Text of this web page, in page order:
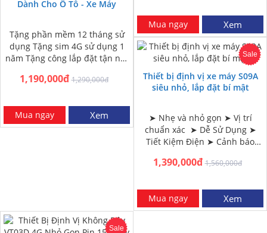
Dành Cho Ô Tô - Xe Máy
Tặng phần mềm 12 tháng sử
dụng Tặng sim 4G sử dụng 1
năm Tặng công lắp đặt tận nơi
1,190,000đ 1,290,000đ
Mua ngay Xem
Mua ngay Xem
Sale
Thiết bị định vị xe máy S09A
siêu nhỏ, lắp đặt bí mật
➤ Nhẹ và nhỏ gọn ➤ Vị trí
chuẩn xác ➤ Dễ Sử Dụng ➤
Tiết Kiệm Điện ➤ Cảnh báo
1,390,000đ 1,560,000đ
Mua ngay Xem
Sale